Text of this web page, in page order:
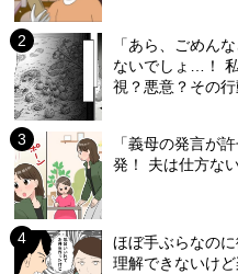
「あら、ごめん
ないでしょ…！
視？悪意？その
「義母の発言が
発！ 夫は仕方な
ほぼ手ぶらなの
理解できないけ